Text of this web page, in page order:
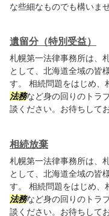
な些細なものでも構いま
遺留分（特別受益）
札幌第一法律事務所は、
として、北海道全域の皆
す。 相続問題をはじめ、
法務など身の回りのトラ
談ください。お待ちして
相続放棄
札幌第一法律事務所は、
として、北海道全域の皆
す。 相続問題をはじめ、
法務など身の回りのトラ
談ください。お待ちして